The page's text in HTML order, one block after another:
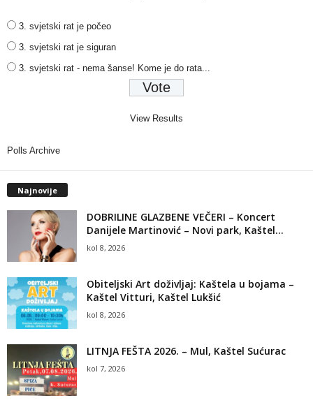
3. svjetski rat je počeo
3. svjetski rat je siguran
3. svjetski rat - nema šanse! Kome je do rata...
View Results
Polls Archive
Najnovije
DOBRILINE GLAZBENE VEČERI – Koncert
Danijele Martinović – Novi park, Kaštel...
kol 8, 2026
Obiteljski Art doživljaj: Kaštela u bojama –
Kaštel Vitturi, Kaštel Lukšić
kol 8, 2026
LITNJA FEŠTA 2026. – Mul, Kaštel Sućurac
kol 7, 2026